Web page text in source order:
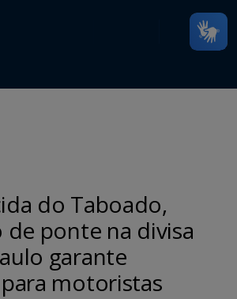
do Taboado,
de ponte na divisa
garante
motoristas